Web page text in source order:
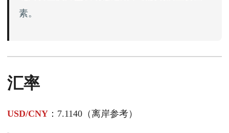
素。
汇率
USD/CNY ：7.1140（离岸参考）